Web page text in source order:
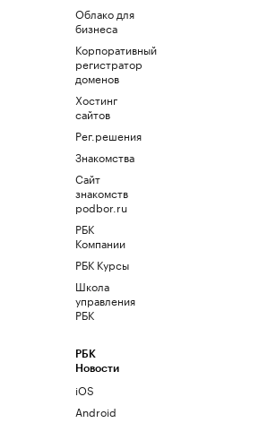
Облако для
бизнеса
Корпоративный
регистратор
доменов
Хостинг
сайтов
Рег.решения
Знакомства
Сайт
знакомств
podbor.ru
РБК
Компании
РБК Курсы
Школа
управления
РБК
РБК
Новости
iOS
Android